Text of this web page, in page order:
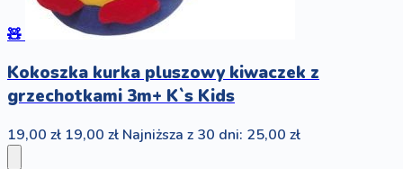
🧸
Kokoszka kurka pluszowy kiwaczek z
grzechotkami 3m+ K`s Kids
19,00 zł 19,00 zł Najniższa z 30 dni: 25,00 zł